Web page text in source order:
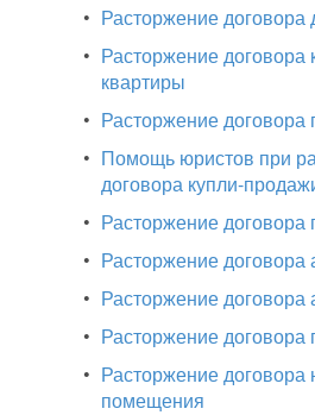
• Расторжение договора
• Расторжение договора
квартиры
• Расторжение
• Помощь юристов при
договора купли-
• Расторжение договора
• Расторжение
• Расторжение
• Расторжение договора
• Расторжение договора
помещения